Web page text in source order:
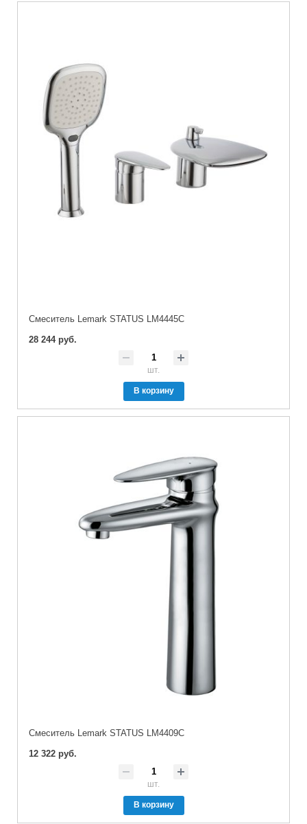
Cмеситель Lemark STATUS LM4445C
28 244 руб.
шт.
В корзину
Cмеситель Lemark STATUS LM4409C
12 322 руб.
шт.
В корзину